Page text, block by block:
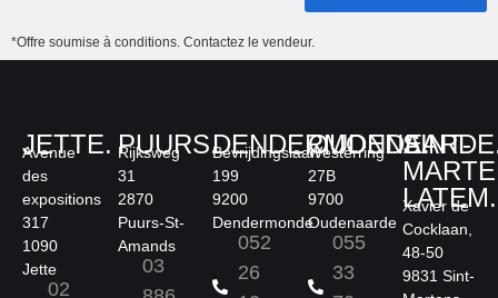
*Offre soumise à conditions. Contactez le vendeur.
JETTE.
Avenue
des
expositions
317
1090
Jette
02
PUURS.
Rijksweg
31
2870
Puurs-St-
Amands
03
DENDERMONDE.
Bevrijdingslaan
199
9200
Dendermonde
052
26
Westerring
27B
9700
Oudenaarde
055
33
SINT-
LATEM.
Xavier de
Cocklaan,
48-50
9831 Sint-